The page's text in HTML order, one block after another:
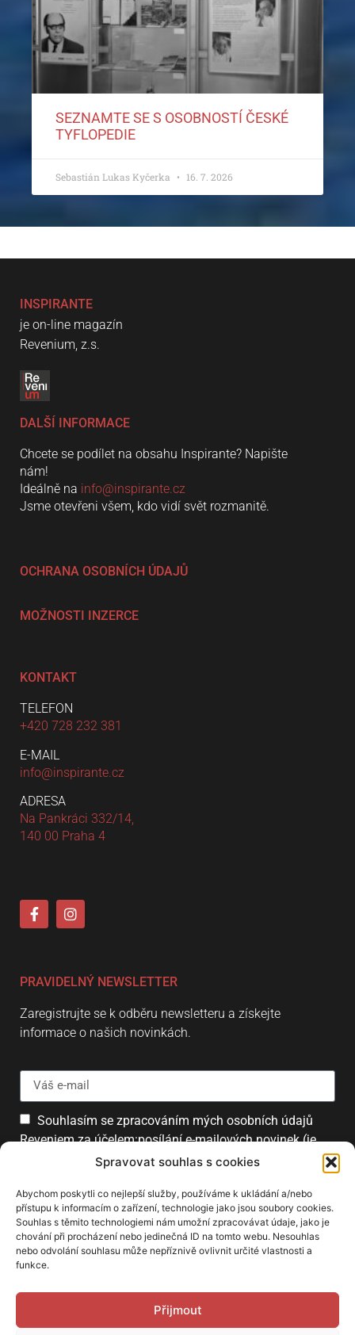
Spravovat souhlas s cookies
Abychom poskytli co nejlepší služby, používáme k ukládání a/nebo
přístupu k informacím o zařízení, technologie jako jsou soubory cookies.
Souhlas s těmito technologiemi nám umožní zpracovávat údaje, jako je
chování při procházení nebo jedinečná ID na tomto webu. Nesouhlas
nebo odvolání souhlasu může nepříznivě ovlivnit určité vlastnosti a
funkce.
Přijmout
SEZNAMTE SE S OSOBNOSTÍ ČESKÉ
TYFLOPEDIE
Sebastián Lukas Kyčerka 16. 7. 2026
INSPIRANTE
je on-line magazín
Revenium, z.s.
DALŠÍ INFORMACE
Chcete se podílet na obsahu Inspirante? Napište
nám!
Ideálně na info@inspirante.cz
Jsme otevřeni všem, kdo vidí svět rozmanitě.
OCHRANA OSOBNÍCH ÚDAJŮ
MOŽNOSTI INZERCE
KONTAKT
TELEFON
+420 728 232 381
E-MAIL
info@inspirante.cz
ADRESA
Na Pankráci 332/14,
140 00 Praha 4
PRAVIDELNÝ NEWSLETTER
Zaregistrujte se k odběru newsletteru a získejte
informace o našich novinkách.
Souhlasím se zpracováním mých osobních údajů
Reveniem za účelem:posílání e-mailových novinek (je
možné se kdykoliv odhlásit).
Přihlásit
PARTNEŘI